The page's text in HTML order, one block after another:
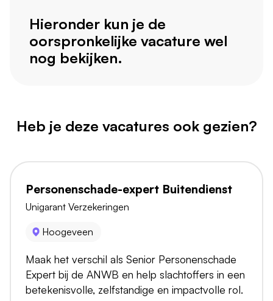
Hieronder kun je de
oorspronkelijke vacature wel
nog bekijken.
Heb je deze vacatures ook gezien?
Personenschade-expert Buitendienst
Unigarant Verzekeringen
Hoogeveen
Maak het verschil als Senior Personenschade
Expert bij de ANWB en help slachtoffers in een
betekenisvolle, zelfstandige en impactvolle rol.